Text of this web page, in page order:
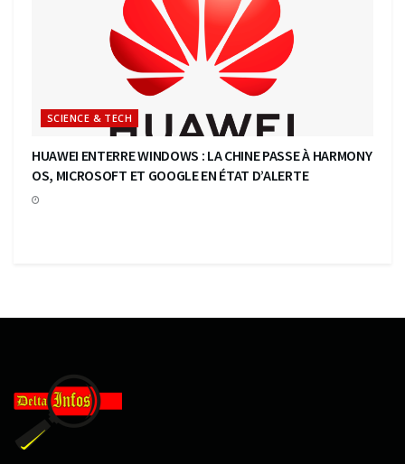
SCIENCE & TECH
HUAWEI ENTERRE WINDOWS : LA CHINE PASSE À HARMONY
OS, MICROSOFT ET GOOGLE EN ÉTAT D’ALERTE